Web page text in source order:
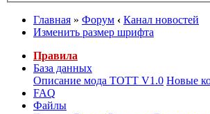
Главная » Форум ‹ Канал новостей
Изменить размер шрифта
Правила
База данных
Описание мода ТОТТ V1.0 Новые
FAQ
Файлы